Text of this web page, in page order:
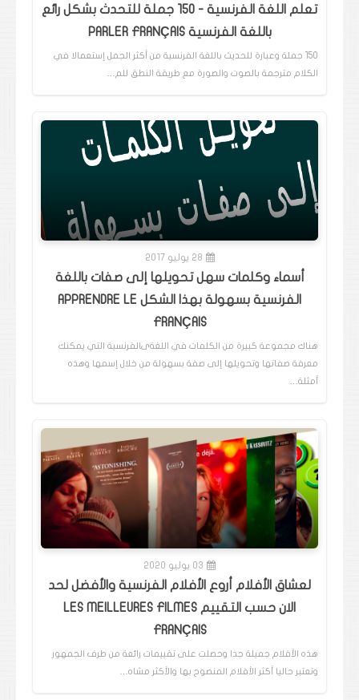
تعلم اللغة الفرنسية - 150 جملة للتحدث بشكل رائع
باللغة الفرنسية PARLER FRANÇAIS
150 جملة وعبارة للحديث باللغة الفرنسية من أكثر الجمل إستعمالا في
الكلام مترجمة بالصوت والصورة مع طريقة النطق للم…
28 يوليو 2017
أسماء وكلمات سهل تحويلها إلى صفات باللغة
الفرنسية بسهولة بهذا الشكل APPRENDRE LE
FRANÇAIS
هناك مجموعة كبيرة من الكلمات في اللغةىالفرنسية التي يمكنك
معرفة صفاتها وتحويلها إلى صفة بسهولة من خلال إسمها وهذه
أمثلة…
03 يوليو 2020
لعشاق الأفلام أروع الأفلام الفرنسية والأفضل لحد
الان حسب التقييم LES MEILLEURES FILMES
FRANÇAIS
هذه الأفلام جميلة جدا وحصلت على تقييمات رائعة من طرف الجمهور
وتعتبر حاليا أكثر الأفلام المنصوح بها والأكثر مشاه…